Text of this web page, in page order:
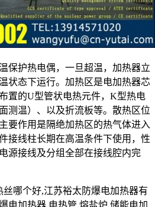
保护热电偶，一旦超温，加热器立
状态下运行。加热区是电加热器芯
置的U型管状电热元件，K型热电
测温）、以及折流板等。散热区位
要作用是隔绝加热区的热气体进入
接线柱长期在高温条件下使用，性
源接线及分组全部在接线腔内完